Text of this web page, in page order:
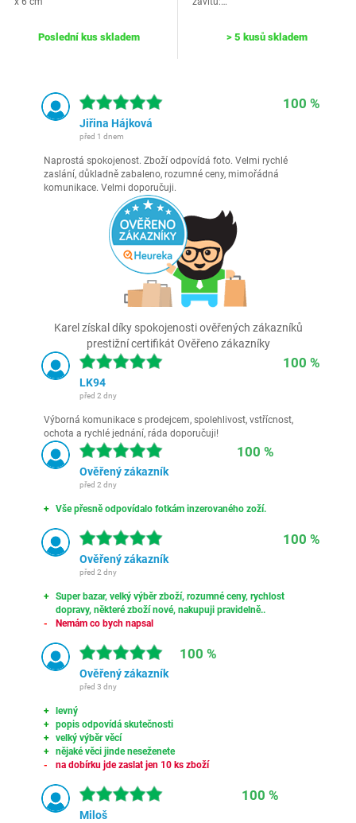
Poslední kus skladem > 5 kusů skladem
100 %
Jiřina Hájková
před 1 dnem
Naprostá spokojenost. Zboží odpovídá foto. Velmi rychlé
zaslání, důkladně zabaleno, rozumné ceny, mimořádná
komunikace. Velmi doporučuji.
Karel získal díky spokojenosti ověřených zákazníků
prestižní certifikát Ověřeno zákazníky
100 %
LK94
před 2 dny
Výborná komunikace s prodejcem, spolehlivost, vstřícnost,
ochota a rychlé jednání, ráda doporučuji!
100 %
Ověřený zákazník
před 2 dny
Vše přesně odpovídalo fotkám inzerovaného zoží.
100 %
Ověřený zákazník
před 2 dny
Super bazar, velký výběr zboží, rozumné ceny, rychlost
dopravy, některé zboží nové, nakupuji pravidelně..
Nemám co bych napsal
100 %
Ověřený zákazník
před 3 dny
levný
popis odpovídá skutečnosti
velký výběr věcí
nějaké věci jinde neseženete
na dobírku jde zaslat jen 10 ks zboží
100 %
Miloš